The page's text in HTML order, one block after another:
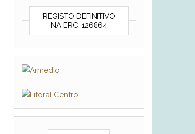
REGISTO DEFINITIVO
NA ERC: 126864